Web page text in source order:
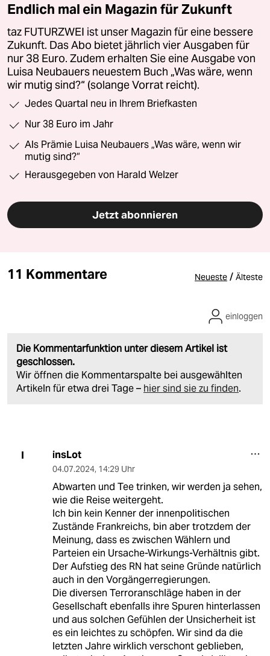
Endlich mal ein Magazin für Zukunft
taz FUTURZWEI ist unser Magazin für eine bessere
Zukunft. Das Abo bietet jährlich vier Ausgaben für
nur 38 Euro. Zudem erhalten Sie eine Ausgabe von
Luisa Neubauers neuestem Buch „Was wäre, wenn
wir mutig sind?“ (solange Vorrat reicht).
Jedes Quartal neu in Ihrem Briefkasten
Nur 38 Euro im Jahr
Als Prämie Luisa Neubauers „Was wäre, wenn wir
mutig sind?“
Herausgegeben von Harald Welzer
Jetzt abonnieren
11 Kommentare Neueste / Älteste
Die Kommentarfunktion unter diesem Artikel ist
geschlossen.
Wir öffnen die Kommentarspalte bei ausgewählten
Artikeln für etwa drei Tage – hier sind sie zu finden.
einloggen
I insLot
04.07.2024, 14:29 Uhr
Abwarten und Tee trinken, wir werden ja sehen,
wie die Reise weitergeht.
Ich bin kein Kenner der innenpolitischen
Zustände Frankreichs, bin aber trotzdem der
Meinung, dass es zwischen Wählern und
Parteien ein Ursache-Wirkungs-Verhältnis gibt.
Der Aufstieg des RN hat seine Gründe natürlich
auch in den Vorgängerregierungen.
Die diversen Terroranschläge haben in der
Gesellschaft ebenfalls ihre Spuren hinterlassen
und aus solchen Gefühlen der Unsicherheit ist
es ein leichtes zu schöpfen. Wir sind da die
letzten Jahre wirklich verschont geblieben,